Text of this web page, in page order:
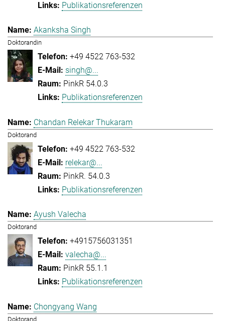
Publikationsreferenzen
Akanksha Singh
Doktorandin
+49 4522 763-532
singh@...
PinkR 54.0.3
Publikationsreferenzen
Chandan Relekar Thukaram
Doktorand
+49 4522 763-532
relekar@...
PinkR. 54.0.3
Publikationsreferenzen
Ayush Valecha
Doktorand
+4915756031351
valecha@...
PinkR 55.1.1
Publikationsreferenzen
Chongyang Wang
Doktorand